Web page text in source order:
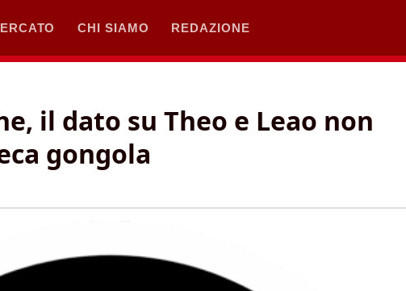
CHI SIAMO REDAZIONE
il dato su Theo e Leao non
gongola